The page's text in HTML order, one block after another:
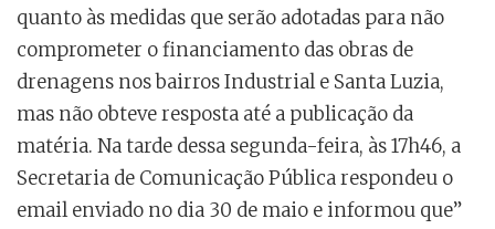
quanto às medidas que serão adotadas para não
comprometer o financiamento das obras de
drenagens nos bairros Industrial e Santa Luzia,
mas não obteve resposta até a publicação da
matéria. Na tarde dessa segunda-feira, às 17h46, a
Secretaria de Comunicação Pública respondeu o
email enviado no dia 30 de maio e informou que”